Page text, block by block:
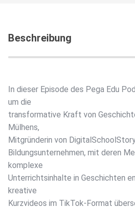
Beschreibung
In dieser Episode des Pega Edu
um die
transformative Kraft von
Mülhens,
Mitgründerin von
Bildungsunternehmen, mit deren
komplexe
Unterrichtsinhalte in Geschichten
kreative
Kurzvideos im TikTok-Format